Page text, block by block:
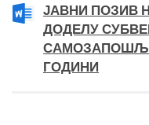
ЈАВНИ ПОЗИВ
ДОДЕЛУ
ГОДИНИ